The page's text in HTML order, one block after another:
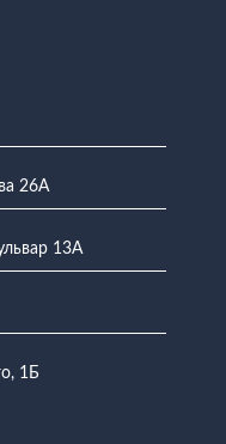
26А
13А
1Б